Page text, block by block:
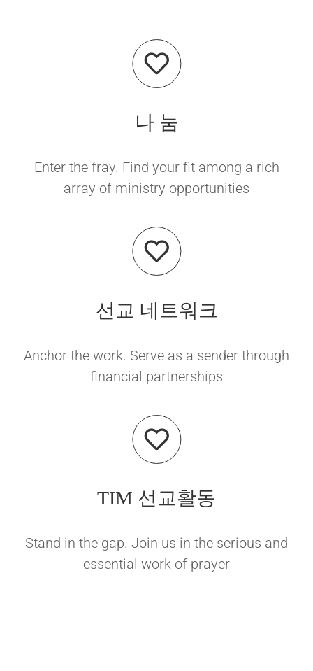
나 눔
Enter the fray. Find your fit among a rich
array of ministry opportunities
선교 네트워크
Anchor the work. Serve as a sender through
financial partnerships
TIM 선교활동
Stand in the gap. Join us in the serious and
essential work of prayer